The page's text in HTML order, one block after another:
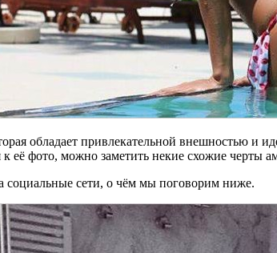
обладает привлекательной внешностью
её фото, можно заметить некие схожие черты
сети, о чём мы поговорим ниже.